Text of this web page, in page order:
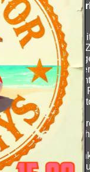
Eckdaten der
Low Rider FXDL
Niedrigste
Harleys (64
mit
Abgesenkte
Flacher
Sitzkissen
Gereckte
Lenker
Auf dem
Tachometer